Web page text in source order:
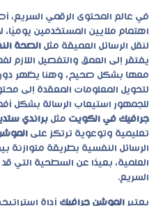
اهتمام ملايين المستخدمين يوميًا،
لنقل الرسائل العميقة مثل الصحة
يفتقر إلى العمق والتفصيل اللازم
معها بشكل صحيح، وهنا يظهر دور
لتحويل المعلومات المعقدة إلى
للجمهور استيعاب الرسالة بشكل
جرافيك في الكويت مثل براندي
تعليمية وتوعوية ترتكز على
الرسائل النفسية بطريقة متوازنة
العلمية، بعيدًا عن السطحية التي
السريع.
يعتبر الموشن جرافيك أداة